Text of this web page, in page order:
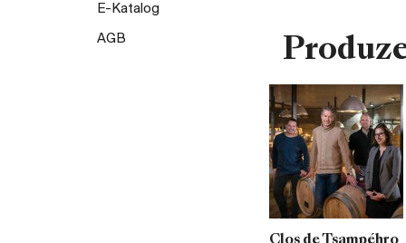
E-Katalog
AGB